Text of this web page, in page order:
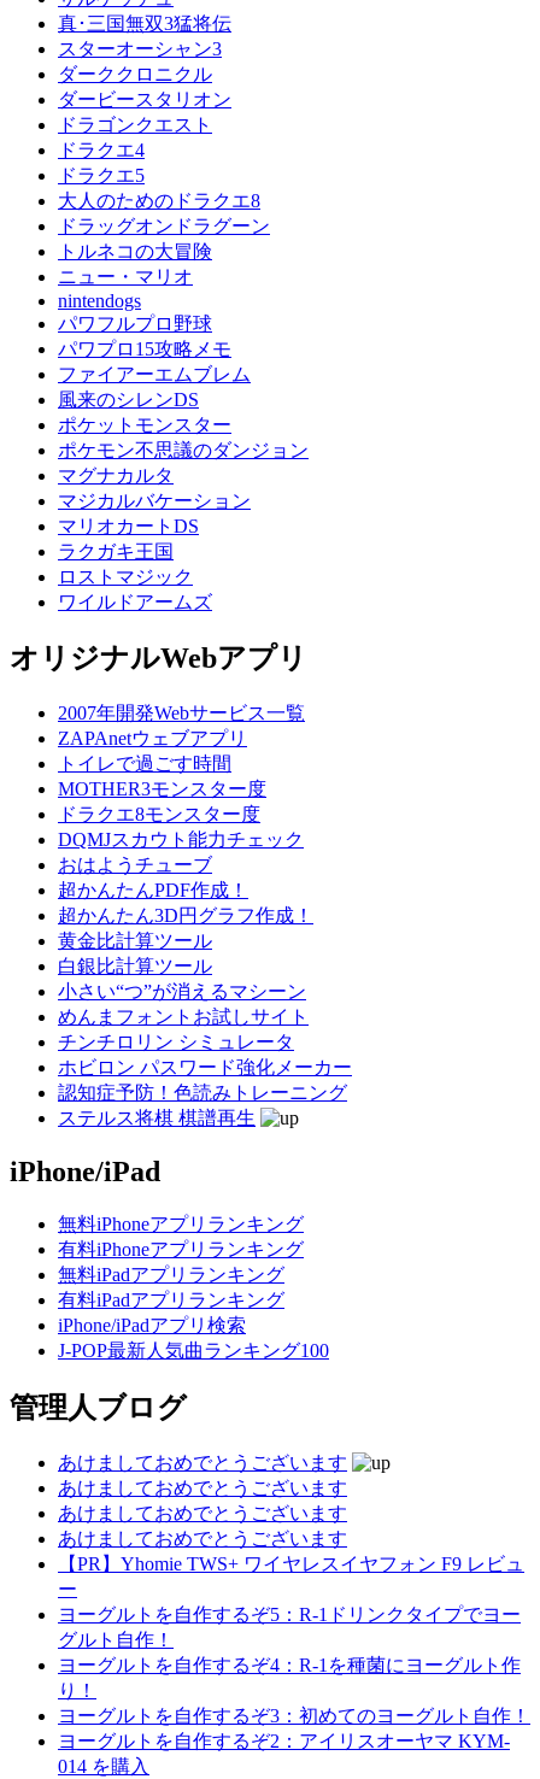
真･三国無双3猛将伝
スターオーシャン3
ダーククロニクル
ダービースタリオン
ドラゴンクエスト
ドラクエ4
ドラクエ5
大人のためのドラクエ8
ドラッグオンドラグーン
トルネコの大冒険
ニュー・マリオ
nintendogs
パワフルプロ野球
パワプロ15攻略メモ
ファイアーエムブレム
風来のシレンDS
ポケットモンスター
ポケモン不思議のダンジョン
マグナカルタ
マジカルバケーション
マリオカートDS
ラクガキ王国
ロストマジック
ワイルドアームズ
オリジナルWebアプリ
2007年開発Webサービス一覧
ZAPAnetウェブアプリ
トイレで過ごす時間
MOTHER3モンスター度
ドラクエ8モンスター度
DQMJスカウト能力チェック
おはようチューブ
超かんたんPDF作成！
超かんたん3D円グラフ作成！
黄金比計算ツール
白銀比計算ツール
小さい“つ”が消えるマシーン
めんまフォントお試しサイト
チンチロリン シミュレータ
ホビロン パスワード強化メーカー
認知症予防！色読みトレーニング
ステルス将棋 棋譜再生
iPhone/iPad
無料iPhoneアプリランキング
有料iPhoneアプリランキング
無料iPadアプリランキング
有料iPadアプリランキング
iPhone/iPadアプリ検索
J-POP最新人気曲ランキング100
管理人ブログ
あけましておめでとうございます
あけましておめでとうございます
あけましておめでとうございます
あけましておめでとうございます
【PR】Yhomie TWS+ ワイヤレスイヤフォン F9 レビュ
ー
ヨーグルトを自作するぞ5：R-1ドリンクタイプでヨー
グルト自作！
ヨーグルトを自作するぞ4：R-1を種菌にヨーグルト作
り！
ヨーグルトを自作するぞ3：初めてのヨーグルト自作！
ヨーグルトを自作するぞ2：アイリスオーヤマ KYM-
014 を購入